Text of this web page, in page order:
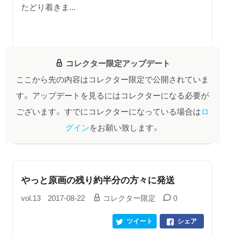
たどり着きま...
コレクター限定アップデート
ここから先の内容はコレクター限定で公開されていま
す。 アップデートを見るにはコレクターになる必要が
ございます。 すでにコレクターになっている場合はロ
グインをお願い致します。
やっと原画の残り約半分の方々に発送
vol.13 2017-08-22 コレクター限定 0
シェア
ツイート